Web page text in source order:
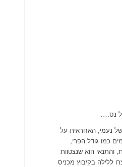
נס….
של נעמי, האחראית על
כמו גודל הפרי,
הוא שנצטוות
ללילה בקיבוץ מכניס